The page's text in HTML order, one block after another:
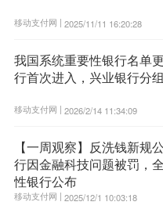
移动支付网 | 2025/11/11 16:20:28
我国系统重要性银行名单
行首次进入，兴业银行分
移动支付网 | 2026/2/14 11:34:09
【一周观察】反洗钱新规
行因金融科技问题被罚，
性银行公布
移动支付网 | 2025/12/1 10:03:18